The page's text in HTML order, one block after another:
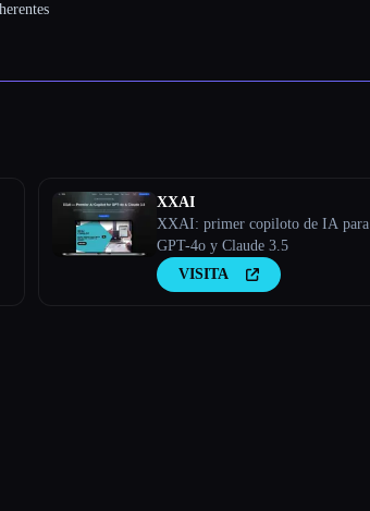
XXAI
XXAI: primer copiloto de IA para
GPT-4o y Claude 3.5
VISITA